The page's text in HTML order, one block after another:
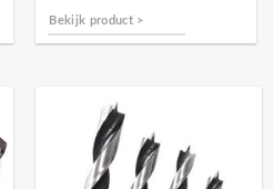
Bekijk product >